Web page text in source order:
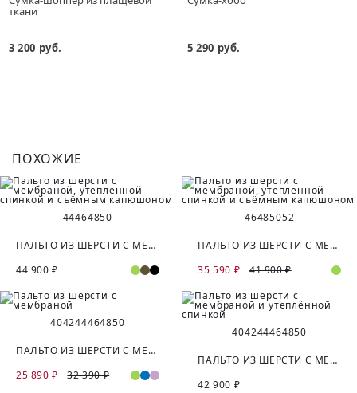
ткани
3 200 руб. 5 290 руб.
ПОХОЖИЕ
44464850
ПАЛЬТО ИЗ ШЕРСТИ С МЕМБРАНОЙ, УТЕПЛЁННОЙ СПИНКОЙ И СЪЁМНЫМ КАПЮШОНОМ
44 900 ₽
46485052
ПАЛЬТО ИЗ ШЕРСТИ С МЕМБРАНОЙ, УТЕПЛЁННОЙ СПИНКОЙ И СЪЁМНЫМ КАПЮШОНОМ
35 590 ₽
41 900 ₽
404244464850
ПАЛЬТО ИЗ ШЕРСТИ С МЕМБРАНОЙ
25 890 ₽
32 390 ₽
404244464850
ПАЛЬТО ИЗ ШЕРСТИ С МЕМБРАНОЙ И УТЕПЛЁННОЙ СПИНКОЙ
42 900 ₽